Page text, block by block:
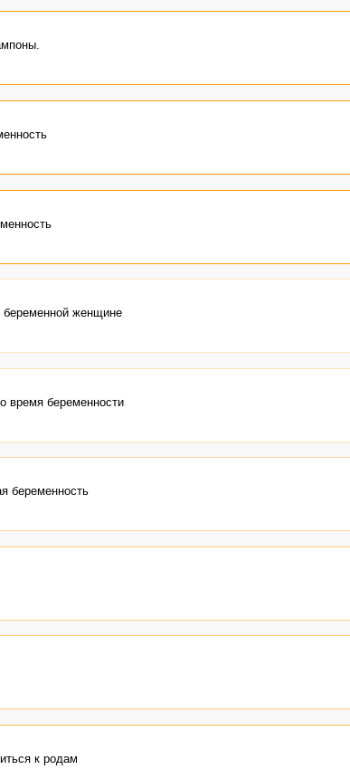
беременной женщине
время беременности
беременность
к родам